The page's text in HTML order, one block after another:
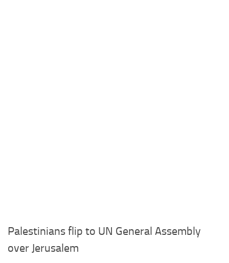
Palestinians flip to UN General Assembly
over Jerusalem